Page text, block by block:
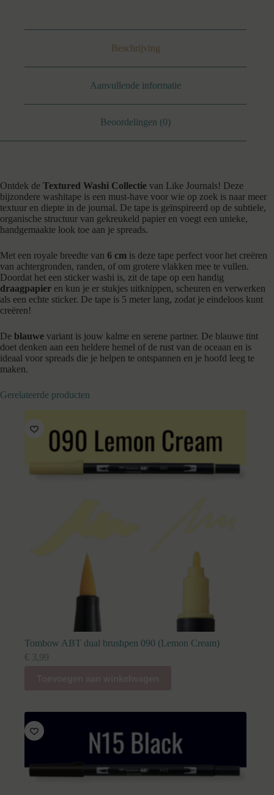
Beschrijving
Aanvullende informatie
Beoordelingen (0)
Ontdek de Textured Washi Collectie van Like Journals! Deze
bijzondere washitape is een must-have voor wie op zoek is naar meer
textuur en diepte in de journal. De tape is geïnspireerd op de subtiele,
organische structuur van gekreukeld papier en voegt een unieke,
handgemaakte look toe aan je spreads.
Met een royale breedte van 6 cm is deze tape perfect voor het creëren
van achtergronden, randen, of om grotere vlakken mee te vullen.
Doordat het een sticker washi is, zit de tape op een handig
draagpapier en kun je er stukjes uitknippen, scheuren en verwerken
als een echte sticker. De tape is 5 meter lang, zodat je eindeloos kunt
creëren!
De blauwe variant is jouw kalme en serene partner. De blauwe tint
doet denken aan een heldere hemel of de rust van de oceaan en is
ideaal voor spreads die je helpen te ontspannen en je hoofd leeg te
maken.
Gerelateerde producten
Tombow ABT dual brushpen 090 (Lemon Cream)
€ 3,99